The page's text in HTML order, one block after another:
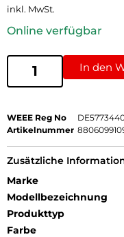
inkl. MwSt.
Online verfügbar
In den
WEEE Reg No
Artikelnummer
Zusätzliche
Marke
Modellbezeichnung
Produkttyp
Farbe